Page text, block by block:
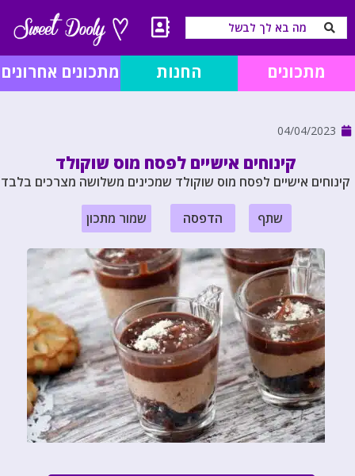
מתכונים החנות מתכונים אחרונים
04/04/2023
קינוחים אישיים לפסח מוס שוקולד
קינוחים אישיים לפסח מוס שוקולד שמכינים משלושה מצרכים בלבד
שתף הדפסה שמור מתכון